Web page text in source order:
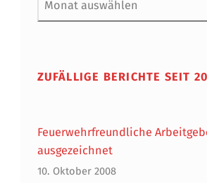
ZUFÄLLIGE BERICHTE SEIT
Feuerwehrfreundliche
ausgezeichnet
10. Oktober 2008